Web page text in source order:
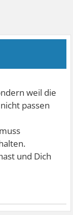
weil die
passen
und Dich